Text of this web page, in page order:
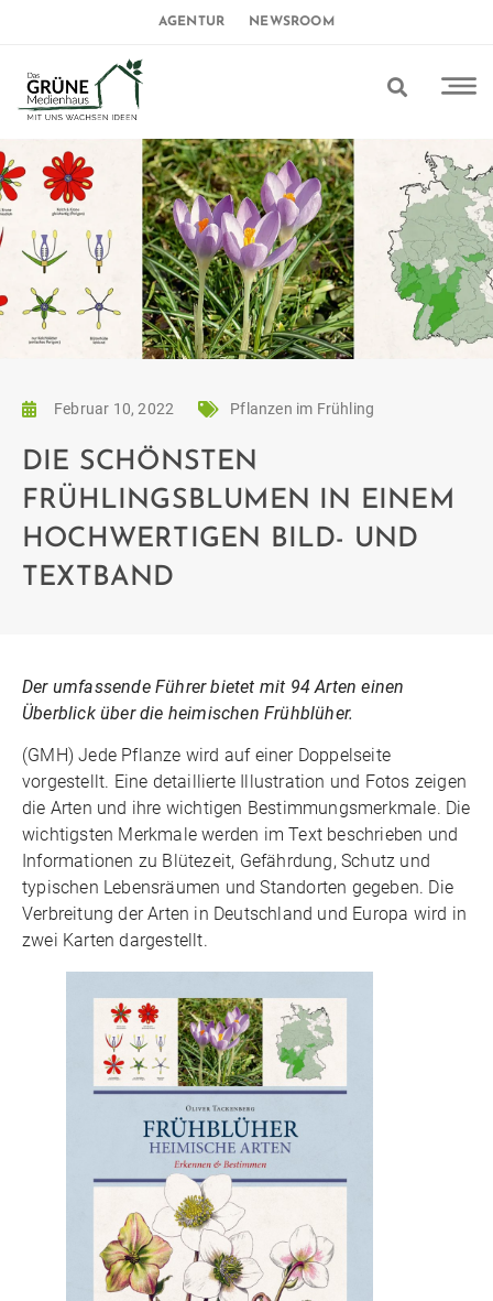
AGENTUR NEWSROOM
Februar 10, 2022 Pflanzen im Frühling
DIE SCHÖNSTEN
FRÜHLINGSBLUMEN IN EINEM
HOCHWERTIGEN BILD- UND
TEXTBAND
Der umfassende Führer bietet mit 94 Arten einen
Überblick über die heimischen Frühblüher.
(GMH) Jede Pflanze wird auf einer Doppelseite
vorgestellt. Eine detaillierte Illustration und Fotos zeigen
die Arten und ihre wichtigen Bestimmungsmerkmale. Die
wichtigsten Merkmale werden im Text beschrieben und
Informationen zu Blütezeit, Gefährdung, Schutz und
typischen Lebensräumen und Standorten gegeben. Die
Verbreitung der Arten in Deutschland und Europa wird in
zwei Karten dargestellt.